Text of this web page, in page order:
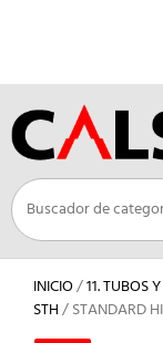
INICIO/11. TUBOS
STH/ STANDARD